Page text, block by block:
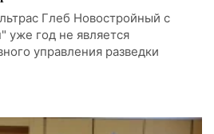
Глеб Новостройный с
уже год не является
управления разведки